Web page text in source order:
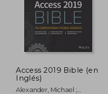
45%
dcto.
$ 52.57
Access 2019 Bible (en
Inglés)
Alexander, Michael ;